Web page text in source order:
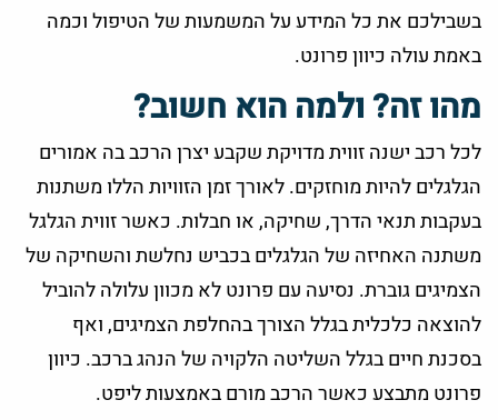
בשבילכם את כל המידע על המשמעות של הטיפול וכמה
באמת עולה כיוון פרונט.
מהו זה? ולמה הוא חשוב?
לכל רכב ישנה זווית מדויקת שקבע יצרן הרכב בה אמורים
הגלגלים להיות מוחזקים. לאורך זמן הזוויות הללו משתנות
בעקבות תנאי הדרך, שחיקה, או חבלות. כאשר זווית הגלגל
משתנה האחיזה של הגלגלים בכביש נחלשת והשחיקה של
הצמיגים גוברת. נסיעה עם פרונט לא מכוון עלולה להוביל
להוצאה כלכלית בגלל הצורך בהחלפת הצמיגים, ואף
בסכנת חיים בגלל השליטה הלקויה של הנהג ברכב. כיוון
פרונט מתבצע כאשר הרכב מורם באמצעות ליפט.